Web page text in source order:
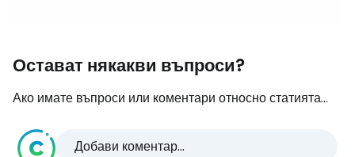
Остават някакви въпроси?
Ако имате въпроси или коментари относно статията...
Добави коментар...